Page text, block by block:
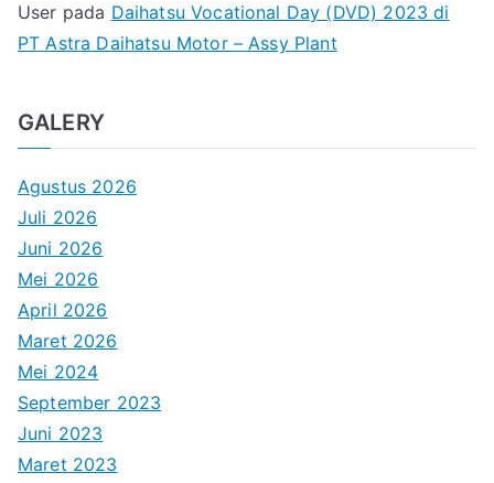
User pada Daihatsu Vocational Day (DVD) 2023 di
PT Astra Daihatsu Motor – Assy Plant
GALERY
Agustus 2026
Juli 2026
Juni 2026
Mei 2026
April 2026
Maret 2026
Mei 2024
September 2023
Juni 2023
Maret 2023